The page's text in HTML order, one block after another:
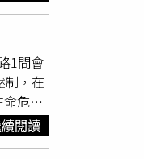
也趕往
司
1間會
制，在
命危
到淡金
會所人
閱讀